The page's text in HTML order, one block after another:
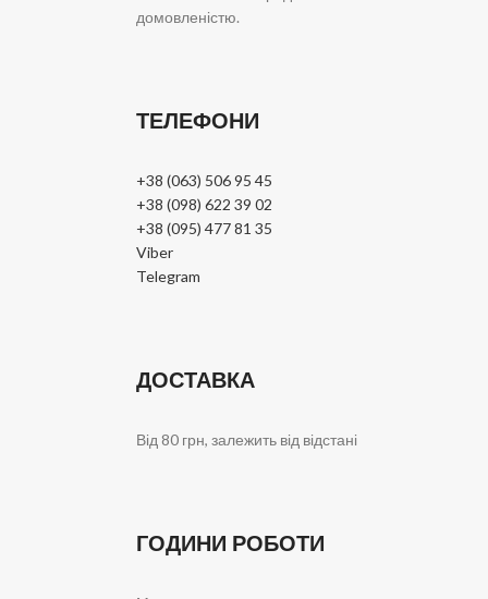
домовленістю.
ТЕЛЕФОНИ
+38 (063) 506 95 45
+38 (098) 622 39 02
+38 (095) 477 81 35
Viber
Telegram
ДОСТАВКА
Від 80 грн, залежить від відстані
ГОДИНИ РОБОТИ